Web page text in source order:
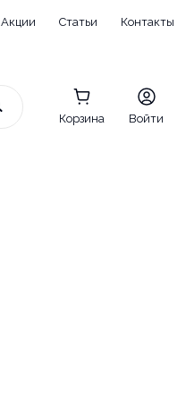
Акции Статьи Контакты
Корзина Войти